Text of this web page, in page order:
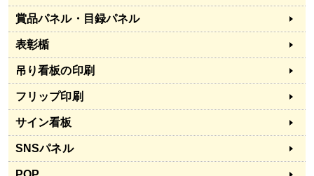
賞品パネル・目録パネル
表彰楯
吊り看板の印刷
フリップ印刷
サイン看板
SNSパネル